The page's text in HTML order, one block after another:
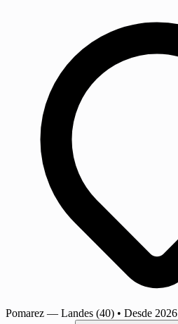
Pomarez — Landes (40) • Desde 2026